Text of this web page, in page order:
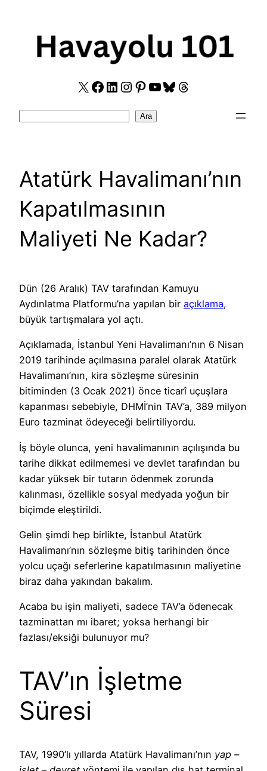
X Facebook
LinkedIn
Instagram
Pinterest
YouTube
Bluesky
Threads
Ara
Atatürk Havalimanı’nın
Kapatılmasının
Maliyeti Ne Kadar?
Dün (26 Aralık) TAV tarafından Kamuyu
Aydınlatma Platformu’na yapılan bir açıklama,
büyük tartışmalara yol açtı.
Açıklamada, İstanbul Yeni Havalimanı’nın 6 Nisan
2019 tarihinde açılmasına paralel olarak Atatürk
Havalimanı’nın, kira sözleşme süresinin
bitiminden (3 Ocak 2021) önce ticarî uçuşlara
kapanması sebebiyle, DHMİ’nin TAV’a, 389 milyon
Euro tazminat ödeyeceği belirtiliyordu.
İş böyle olunca, yeni havalimanının açılışında bu
tarihe dikkat edilmemesi ve devlet tarafından bu
kadar yüksek bir tutarın ödenmek zorunda
kalınması, özellikle sosyal medyada yoğun bir
biçimde eleştirildi.
Gelin şimdi hep birlikte, İstanbul Atatürk
Havalimanı’nın sözleşme bitiş tarihinden önce
yolcu uçağı seferlerine kapatılmasının maliyetine
biraz daha yakından bakalım.
Acaba bu işin maliyeti, sadece TAV’a ödenecak
tazminattan mı ibaret; yoksa herhangi bir
fazlası/eksiği bulunuyor mu?
TAV’ın İşletme
Süresi
TAV, 1990’lı yıllarda Atatürk Havalimanı’nın yap –